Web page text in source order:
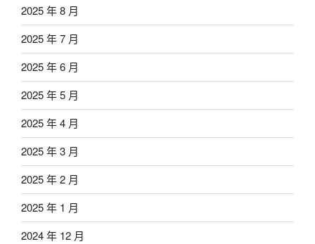
2025 年 8 月
2025 年 7 月
2025 年 6 月
2025 年 5 月
2025 年 4 月
2025 年 3 月
2025 年 2 月
2025 年 1 月
2024 年 12 月